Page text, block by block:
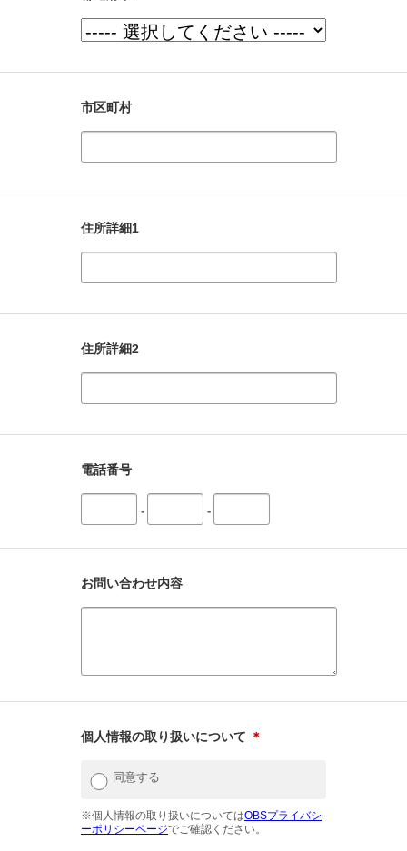
市区町村
住所詳細1
住所詳細2
電話番号
- -
お問い合わせ内容
個人情報の取り扱いについて ＊
同意する
※個人情報の取り扱いについてはOBSプライバシ
ーポリシーページでご確認ください。